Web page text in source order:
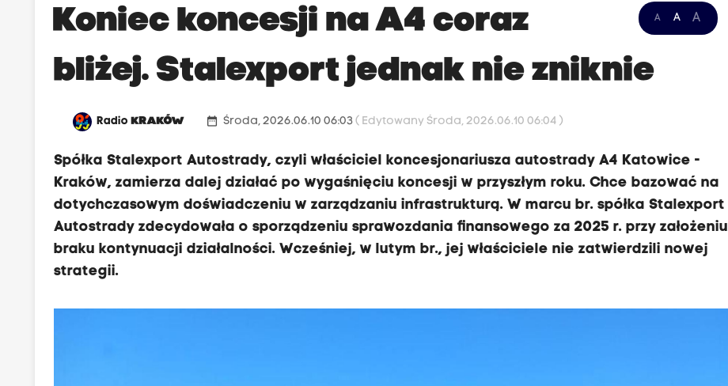
A A A
Koniec koncesji na A4 coraz
bliżej. Stalexport jednak nie zniknie
RadioKRAKÓW date_range Środa, 2026.06.10 06:03( Edytowany Środa, 2026.06.10 06:04 )
Spółka Stalexport Autostrady, czyli właściciel koncesjonariusza autostrady A4 Katowice -
Kraków, zamierza dalej działać po wygaśnięciu koncesji w przyszłym roku. Chce bazować na
dotychczasowym doświadczeniu w zarządzaniu infrastrukturą. W marcu br. spółka Stalexport
Autostrady zdecydowała o sporządzeniu sprawozdania finansowego za 2025 r. przy założeniu
braku kontynuacji działalności. Wcześniej, w lutym br., jej właściciele nie zatwierdzili nowej
strategii.